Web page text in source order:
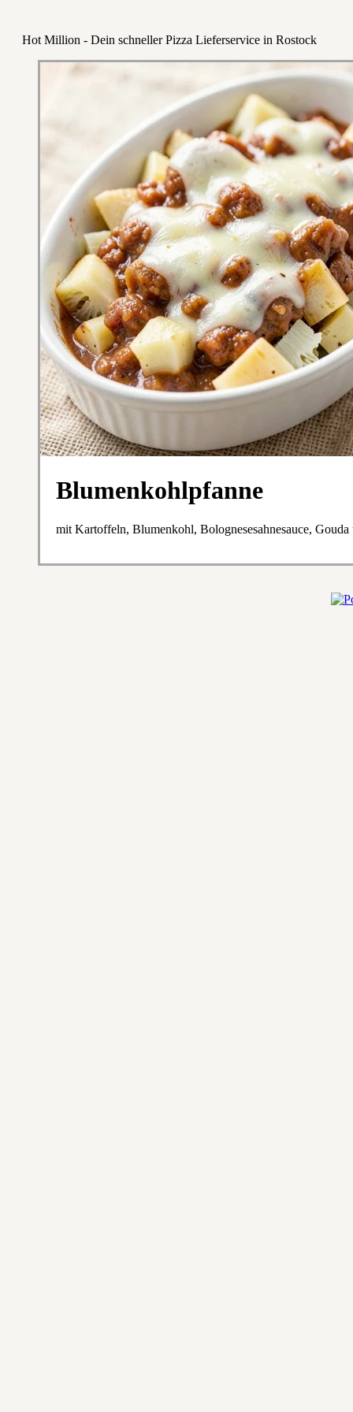
Hot Million - Dein schneller Pizza Lieferservice in Rostock
Blumenkohlpfanne
mit Kartoffeln, Blumenkohl, Bolognesesahnesauce, Gouda